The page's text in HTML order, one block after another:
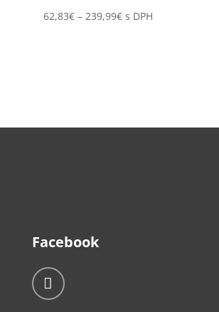
62,83€ – 239,99€Price
s DPH
Facebook